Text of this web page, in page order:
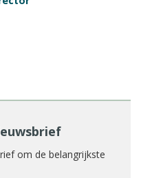
om de belangrijkste